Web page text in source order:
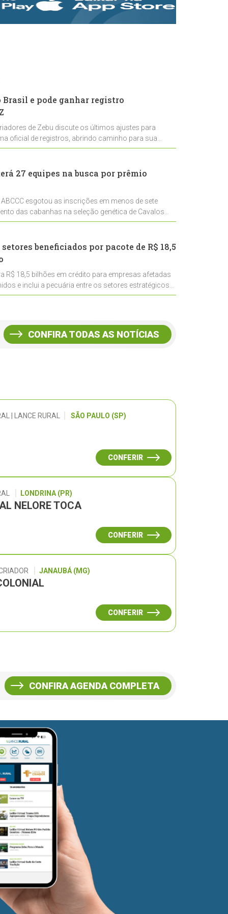
rastreabilidade e
rigor técnico para
Brasil e pode ganhar registro
de Zebu discute os últimos ajustes para
oficial de registros, abrindo caminho para sua
27 equipes na busca por prêmio
esgotou as inscrições em menos de sete
das cabanhas na seleção genética de Cavalos
beneficiados por pacote de R$ 18,5
R$ 18,5 bilhões em crédito para empresas afetadas
e inclui a pecuária entre os setores estratégicos
CONFIRA TODAS AS NOTÍCIAS
| LANCE RURAL SÃO PAULO (SP)
CONFERIR
LONDRINA (PR)
NELORE TOCA
CONFERIR
JANAUBÁ (MG)
CONFERIR
CONFIRA AGENDA COMPLETA